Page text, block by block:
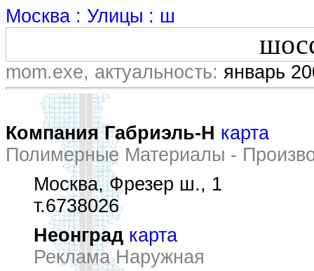
Москва : Улицы : ш
mom.exe, актуальность: январь
Компания Габриэль-Н карта
Полимерные Материалы -
Москва, Фрезер ш., 1
т.6738026
Неонград карта
Реклама Наружная